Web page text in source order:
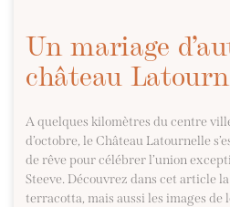
Un mariage
château
A quelques kilomètres du centre
d’octobre, le Château Latournelle
de rêve pour célébrer l’union
Steeve. Découvrez dans cet article
terracotta, mais aussi les images